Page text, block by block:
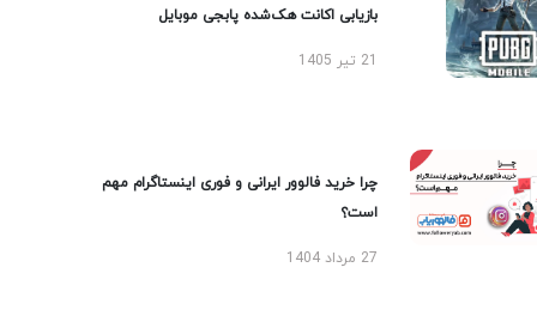
بازیابی اکانت هک‌شده پابجی موبایل
چرا خرید فالوور ایرانی و فوری اینستاگرام مهم
است؟
27 مرداد 1404